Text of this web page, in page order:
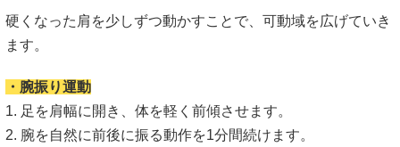
硬くなった肩を少しずつ動かすことで、可動域を広げていき
ます。
・腕振り運動
1. 足を肩幅に開き、体を軽く前傾させます。
2. 腕を自然に前後に振る動作を1分間続けます。